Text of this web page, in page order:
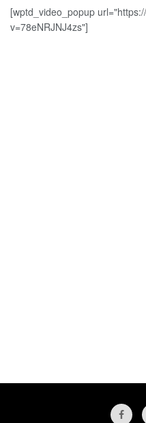
[wptd_video_popup
v=78eNRJNJ4zs"]